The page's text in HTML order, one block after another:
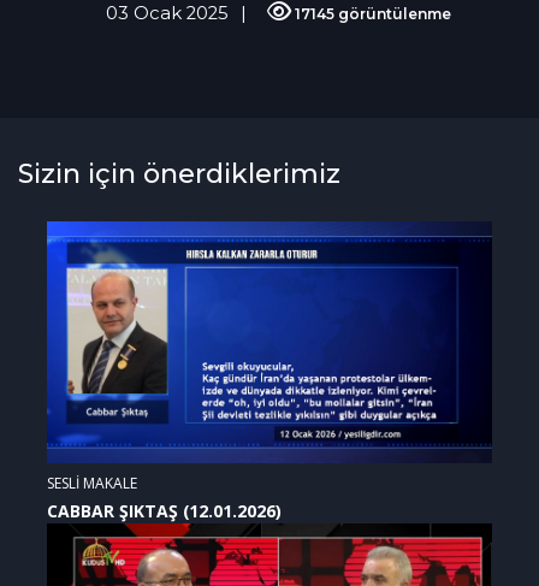
03 Ocak 2025 17145 görüntülenme
Sizin için önerdiklerimiz
SESLİ MAKALE
CABBAR ŞIKTAŞ (12.01.2026)